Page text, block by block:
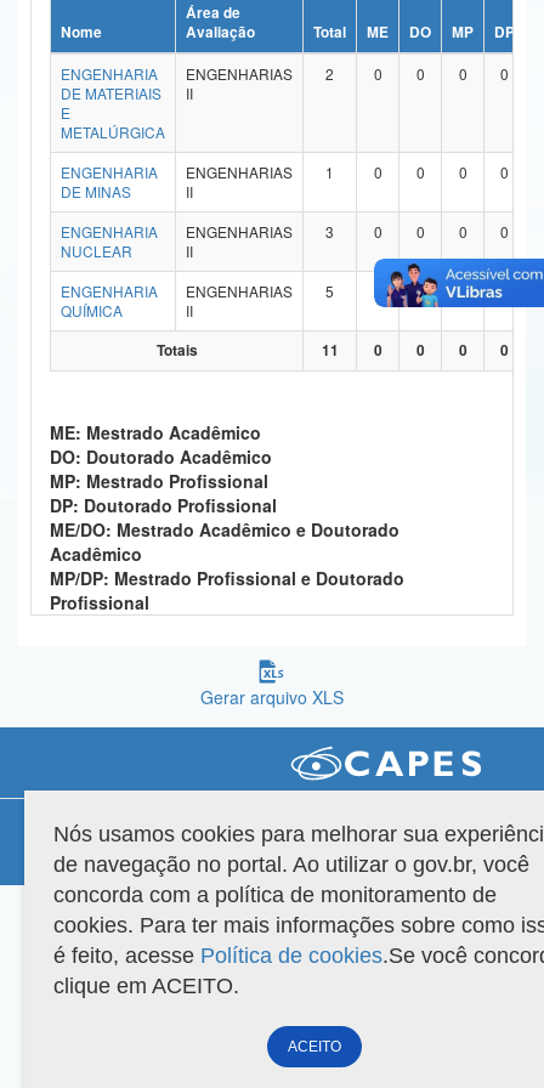
Ministério da Ciência, Tecnologia, Inovações e Comunicações
Ministério do Meio Ambiente
Ministério do Turismo
Ministério do Desenvolvimento Regional
Controladoria-Geral da União
Ministério da Mulher, da Família e dos Direitos Humanos
Secretaria-Geral
Secretaria de Governo
Advocacia-Geral da União
Banco Central do Brasil
Planalto
Nome
Área de
Avaliação
Total ME DO MP DP
ENGENHARIA
DE MATERIAIS
E
METALÚRGICA
ENGENHARIAS
II
2 0 0 0 0
ENGENHARIA
DE MINAS
ENGENHARIAS
II
1 0 0 0 0
ENGENHARIA
NUCLEAR
ENGENHARIAS
II
3 0 0 0 0
ENGENHARIA
QUÍMICA
ENGENHARIAS
II
5 0 0 0
Totais 11 0 0 0 0
ME: Mestrado Acadêmico
DO: Doutorado Acadêmico
MP: Mestrado Profissional
DP: Doutorado Profissional
ME/DO: Mestrado Acadêmico e Doutorado
Acadêmico
MP/DP: Mestrado Profissional e Doutorado
Profissional
Gerar arquivo XLS
Versão do sistema: 3.88.9 Copyright 2022 Capes. Todos os direitos reservados.
Nós usamos cookies para melhorar sua
de navegação no portal. Ao utilizar o gov.br, você
concorda com a política de monitoramento de
cookies. Para ter mais informações sobre como
é feito, acesse Política de cookies.Se você
clique em ACEITO.
ACEITO